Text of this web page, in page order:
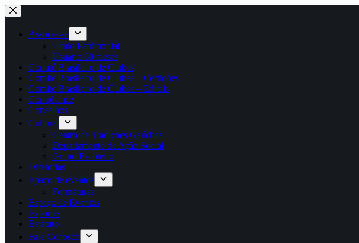
Pular
para
conteúdo
Associe-se
Título Patrimonial
Usuário 60 meses
Comitê Brasileiro de Clubes
Comite Brasileiro de Clubes – Certidões
Comite Brasileiro de Clubes – Editais
Compliance
Conselhos
Cultural
Centro de Tradições Gaúchas
Departamento de Ação Social
Grupo Escoteiro
Diretorias
Epaço de eventos
Formaturas
Espaço de Eventos
Esportes
Estatuto
Fale Conosco